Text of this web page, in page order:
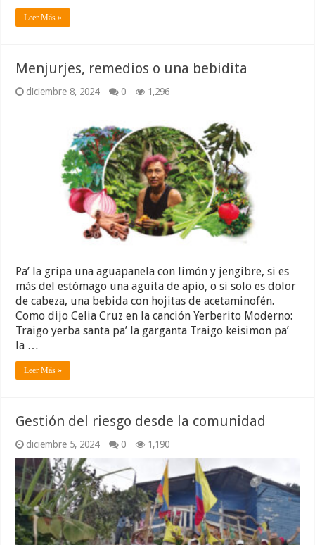
Leer Más »
Menjurjes, remedios o una bebidita
diciembre 8, 2024 0 1,296
Pa’ la gripa una aguapanela con limón y jengibre, si es
más del estómago una agüita de apio, o si solo es dolor
de cabeza, una bebida con hojitas de acetaminofén.
Como dijo Celia Cruz en la canción Yerberito Moderno:
Traigo yerba santa pa’ la garganta Traigo keisimon pa’
la …
Leer Más »
Gestión del riesgo desde la comunidad
diciembre 5, 2024 0 1,190